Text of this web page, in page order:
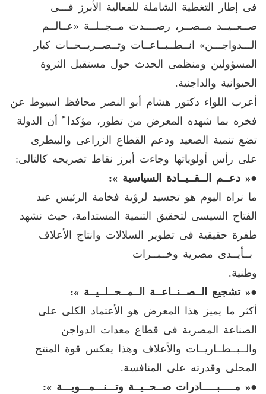
فى إطار التغطية الشاملة للفعالية الأبرز فـــى
صــعــيــد مــصــر، رصــــدت مــجــلــة «عــالــم
الـــدواجـــن» انــطــبــاعــات وتــصــريــحــات كبار
المسؤولين ومنظمى الحدث حول مستقبل الثروة
الحيوانية والداجنية.
أعرب اللواء دكتور هشام أبو النصر محافظ اسيوط عن
فخره بما شهده المعرض من تطور، مؤكدا ً أن الدولة
تضع تنمية الصعيد ودعم القطاع الزراعى والبيطرى
على رأس أولوياتها وجاءت أبرز نقاط تصريحه كالتالى:
●« دعــم الــقــيــادة السياسية »:
ما نراه اليوم هو تجسيد لرؤية فخامة الرئيس عبد
الفتاح السيسى لتحقيق التنمية المستدامة، حيث نشهد
طفرة حقيقية فى تطوير السلالات وانتاج الأعلاف
بــأيــدى مصرية وخــبــرات
وطنية.
●« تشجيع الــصــنــاعــة الــمــحــلــيــة »:
أكثر ما يميز هذا المعرض هو الأعتماد الكلى على
الصناعة المصرية فى قطاع معدات الدواجن
والــبــطــاريــات والأعلاف وهذا يعكس قوة المنتج
المحلى وقدرته على المنافسة.
●« مـــــبـــــادرات صــحــيــة وتـــنـــمـــويـــة »: